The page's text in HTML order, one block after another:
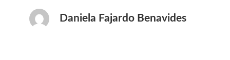
Daniela Fajardo Benavides